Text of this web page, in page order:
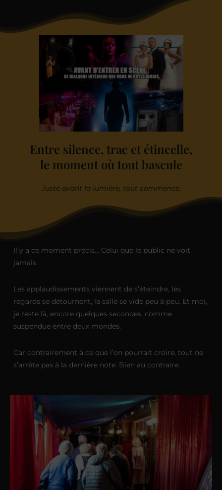
Entre silence, trac et étincelle,
le moment où tout bascule
Juste avant la lumière, tout commence.
Il y a ce moment précis… Celui que le public ne voit
jamais.
Les applaudissements viennent de s’éteindre, les
regards se détournent, la salle se vide peu à peu. Et moi,
je reste là, encore quelques secondes, comme
suspendue entre deux mondes.
Car contrairement à ce que l’on pourrait croire, tout ne
s’arrête pas à la dernière note. Bien au contraire.